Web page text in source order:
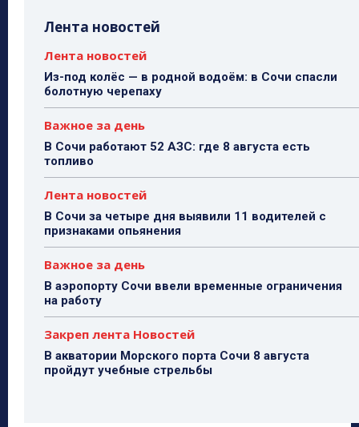
Лента новостей
Лента новостей
Из-под колёс — в родной водоём: в Сочи спасли
болотную черепаху
Важное за день
В Сочи работают 52 АЗС: где 8 августа есть
топливо
Лента новостей
В Сочи за четыре дня выявили 11 водителей с
признаками опьянения
Важное за день
В аэропорту Сочи ввели временные ограничения
на работу
Закреп лента Новостей
В акватории Морского порта Сочи 8 августа
пройдут учебные стрельбы